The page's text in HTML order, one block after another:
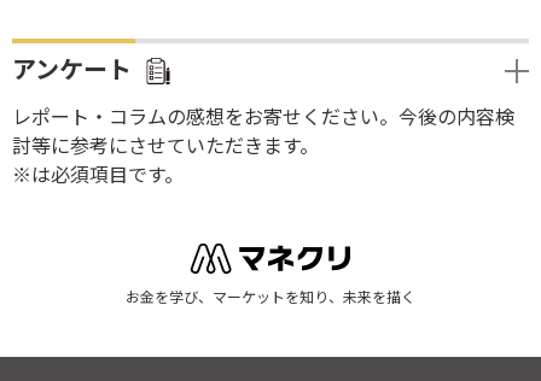
アンケート
レポート・コラムの感想をお寄せください。今後の内容検
討等に参考にさせていただきます。
※は必須項目です。
お金を学び、マーケットを知り、未来を描く